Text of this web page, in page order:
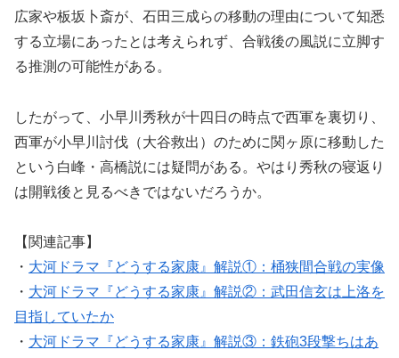
広家や板坂卜斎が、石田三成らの移動の理由について知悉
する立場にあったとは考えられず、合戦後の風説に立脚す
る推測の可能性がある。
したがって、小早川秀秋が十四日の時点で西軍を裏切り、
西軍が小早川討伐（大谷救出）のために関ヶ原に移動した
という白峰・高橋説には疑問がある。やはり秀秋の寝返り
は開戦後と見るべきではないだろうか。
【関連記事】
・ 大河ドラマ『どうする家康』解説①：桶狭間合戦の実像
・ 大河ドラマ『どうする家康』解説②：武田信玄は上洛を
目指していたか
・ 大河ドラマ『どうする家康』解説③：鉄砲3段撃ちはあ